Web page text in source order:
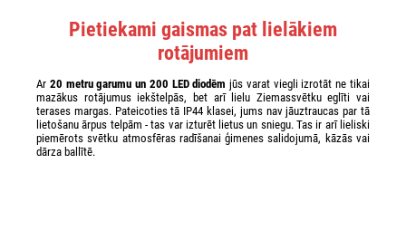
Pietiekami gaismas pat lielākiem
rotājumiem
Ar 20 metru garumu un 200 LED diodēm jūs varat viegli izrotāt ne tikai
mazākus rotājumus iekštelpās, bet arī lielu Ziemassvētku eglīti vai
terases margas. Pateicoties tā IP44 klasei, jums nav jāuztraucas par tā
lietošanu ārpus telpām - tas var izturēt lietus un sniegu. Tas ir arī lieliski
piemērots svētku atmosfēras radīšanai ģimenes salidojumā, kāzās vai
dārza ballītē.